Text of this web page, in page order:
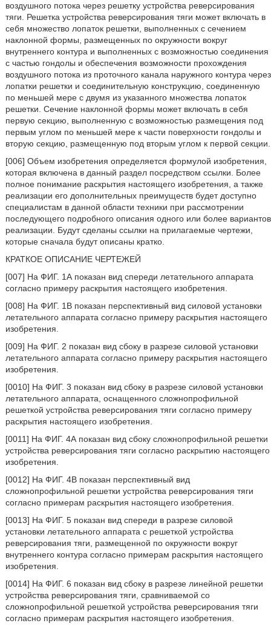
воздушного потока через решетку устройства реверсирования
тяги. Решетка устройства реверсирования тяги может включать в
себя множество лопаток решетки, выполненных с сечением
наклонной формы, размещенных по окружности вокруг
внутреннего контура и выполненных с возможностью соединения
с частью гондолы и обеспечения возможности прохождения
воздушного потока из проточного канала наружного контура через
лопатки решетки и соединительную конструкцию, соединенную
по меньшей мере с двумя из указанного множества лопаток
решетки. Сечение наклонной формы может включать в себя
первую секцию, выполненную с возможностью размещения под
первым углом по меньшей мере к части поверхности гондолы и
вторую секцию, размещенную под вторым углом к первой секции.
[006] Объем изобретения определяется формулой изобретения,
которая включена в данный раздел посредством ссылки. Более
полное понимание раскрытия настоящего изобретения, а также
реализации его дополнительных преимуществ будет доступно
специалистам в данной области техники при рассмотрении
последующего подробного описания одного или более вариантов
реализации. Будут сделаны ссылки на прилагаемые чертежи,
которые сначала будут описаны кратко.
КРАТКОЕ ОПИСАНИЕ ЧЕРТЕЖЕЙ
[007] На ФИГ. 1А показан вид спереди летательного аппарата
согласно примеру раскрытия настоящего изобретения.
[008] На ФИГ. 1В показан перспективный вид силовой установки
летательного аппарата согласно примеру раскрытия настоящего
изобретения.
[009] На ФИГ. 2 показан вид сбоку в разрезе силовой установки
летательного аппарата согласно примеру раскрытия настоящего
изобретения.
[0010] На ФИГ. 3 показан вид сбоку в разрезе силовой установки
летательного аппарата, оснащенного сложнопрофильной
решеткой устройства реверсирования тяги согласно примеру
раскрытия настоящего изобретения.
[0011] На ФИГ. 4А показан вид сбоку сложнопрофильной решетки
устройства реверсирования тяги согласно раскрытию настоящего
изобретения.
[0012] На ФИГ. 4В показан перспективный вид
сложнопрофильной решетки устройства реверсирования тяги
согласно примерам раскрытия настоящего изобретения.
[0013] На ФИГ. 5 показан вид спереди в разрезе силовой
установки летательного аппарата с решеткой устройства
реверсирования тяги, размещенной по окружности вокруг
внутреннего контура согласно примерам раскрытия настоящего
изобретения.
[0014] На ФИГ. 6 показан вид сбоку в разрезе линейной решетки
устройства реверсирования тяги, сравниваемой со
сложнопрофильной решеткой устройства реверсирования тяги
согласно примерам раскрытия настоящего изобретения.